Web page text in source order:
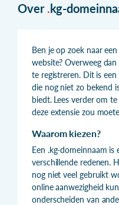
Over .kg-
Ben je op zoek naar
website? Overweeg
te registreren. Dit is
die nog niet zo bekend
biedt. Lees verder om
deze extensie zou
Waarom kiezen?
Een .kg-domeinnaam is
verschillende redenen.
nog niet veel gebruikt
online aanwezigheid
onderscheiden van